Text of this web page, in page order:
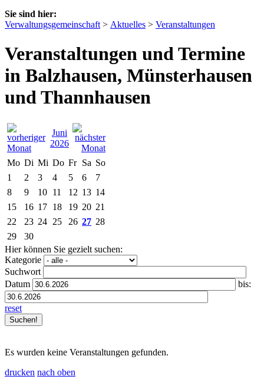
Sie sind hier:
Verwaltungsgemeinschaft > Aktuelles > Veranstaltungen
Veranstaltungen und Termine
in Balzhausen, Münsterhausen
und Thannhausen
Juni
2026
Mo Di Mi Do Fr Sa So
1
2 3 4 5 6
7
8
9 10 11 12 13 14
15
16 17 18 19 20 21
22
23 24 25 26 27 28
29
30
Hier können Sie gezielt suchen:
Kategorie
Suchwort
Datum
bis:
reset
Es wurden keine Veranstaltungen gefunden.
drucken nach oben